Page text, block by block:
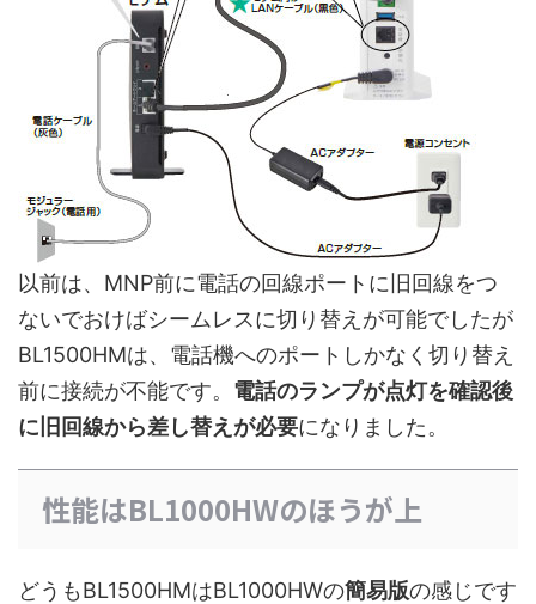
以前は、MNP前に電話の回線ポートに旧回線をつ
ないでおけばシームレスに切り替えが可能でしたが
BL1500HMは、電話機へのポートしかなく切り替え
前に接続が不能です。 電話のランプが点灯を確認後
に旧回線から差し替えが必要になりました。
性能はBL1000HWのほうが上
どうもBL1500HMはBL1000HWの簡易版の感じです